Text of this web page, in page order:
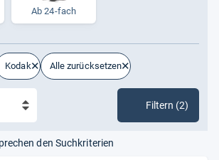
Ab 24-fach
Kodak Alle zurücksetzen
Filtern (2)
den Suchkriterien